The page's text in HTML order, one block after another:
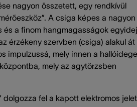
nagyon összetett, egy rendkívül
A csiga képes a nagyon
és a finom hangmagasságok
érzékeny szervben (csiga) alakul át
impulzussá, mely innen a
mely az agytörzsben
dolgozza fel a kapott elektromos